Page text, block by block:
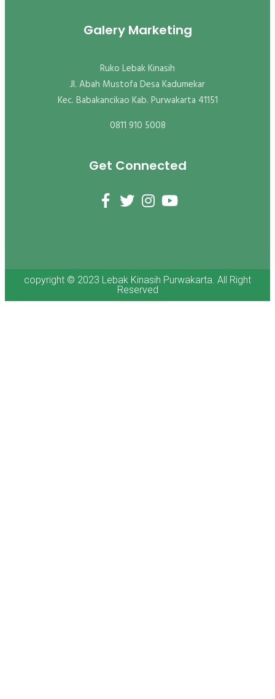
Galery Marketing
Ruko Lebak Kinasih
Jl. Abah Mustofa Desa Kadumekar
Kec. Babakancikao Kab. Purwakarta 41151
0811 910 5008
Get Connected
copyright © 2023 Lebak Kinasih Purwakarta. All Right
Reserved